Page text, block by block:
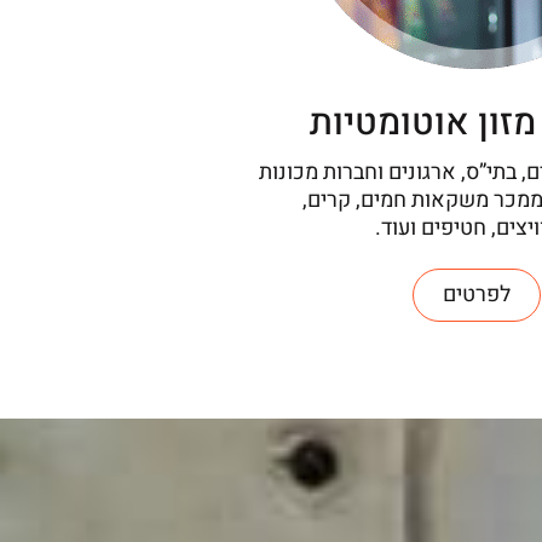
אוטומטיות
בתי”ס, ארגונים וחברות מכונות
משקאות חמים, קרים,
חטיפים ועוד.
לפרטים